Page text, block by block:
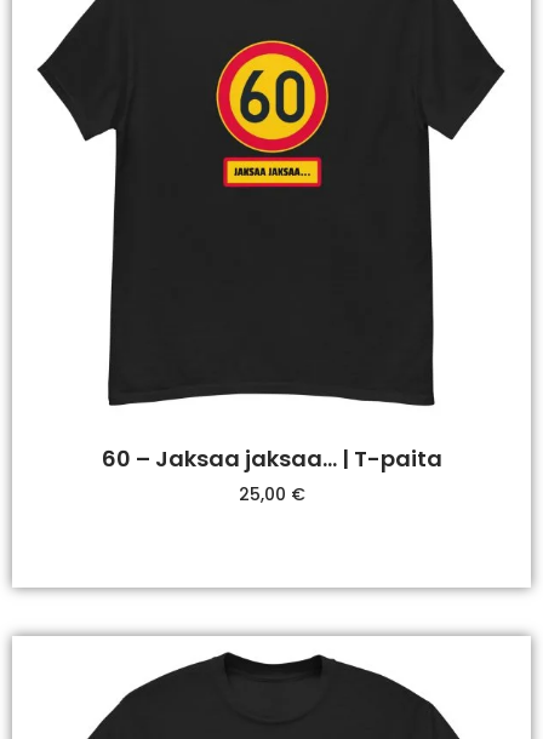
60 – Jaksaa jaksaa… | T-paita
25,00 €